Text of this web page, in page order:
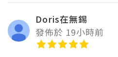
Doris在無錫
發佈於 19小時前